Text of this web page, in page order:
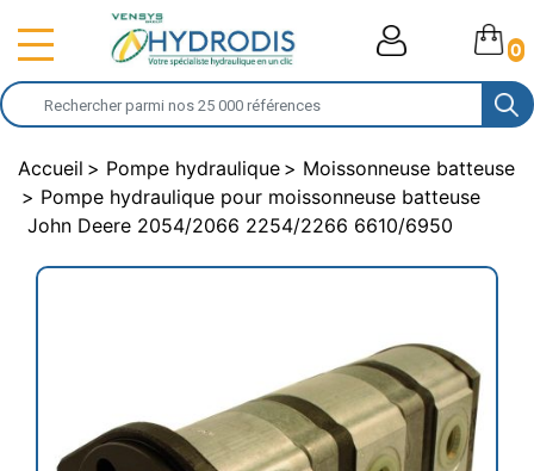
0
Accueil Pompe hydraulique
Moissonneuse batteuse
Pompe hydraulique pour moissonneuse batteuse
John Deere 2054/2066 2254/2266 6610/6950